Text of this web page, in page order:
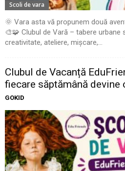
Scoli de vara
🌞 Vara asta vă propunem două
🎨🧩 Clubul de Vară – tabere urbane
creativitate, ateliere, mișcare,...
Clubul de Vacanță
fiecare săptămână devine
GOKID